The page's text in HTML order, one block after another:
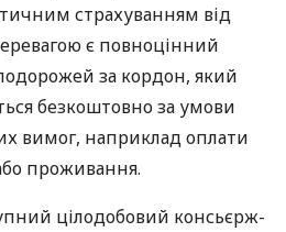
страхуванням від
є повноцінний
за кордон, який
безкоштовно за умови
вимог, наприклад оплати
проживання.
цілодобовий консьєрж-